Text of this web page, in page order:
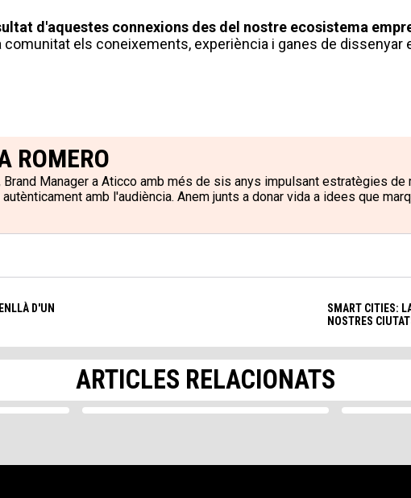
d'aquestes connexions des del nostre ecosistema
els coneixements, experiència i ganes de dissenyar
ROMERO
Brand Manager a Aticco amb més de sis anys impulsant estratègies de
amb l'audiència. Anem junts a donar vida a idees que
D'UN
SMART CITIES:
NOSTRES
ARTICLES RELACIONATS
4MIN
startups davant la crisi
Durant els darrers mesos hem sentit a
parlar que l'economia a nivell mundial
es…
laPolítica de Privacitat*